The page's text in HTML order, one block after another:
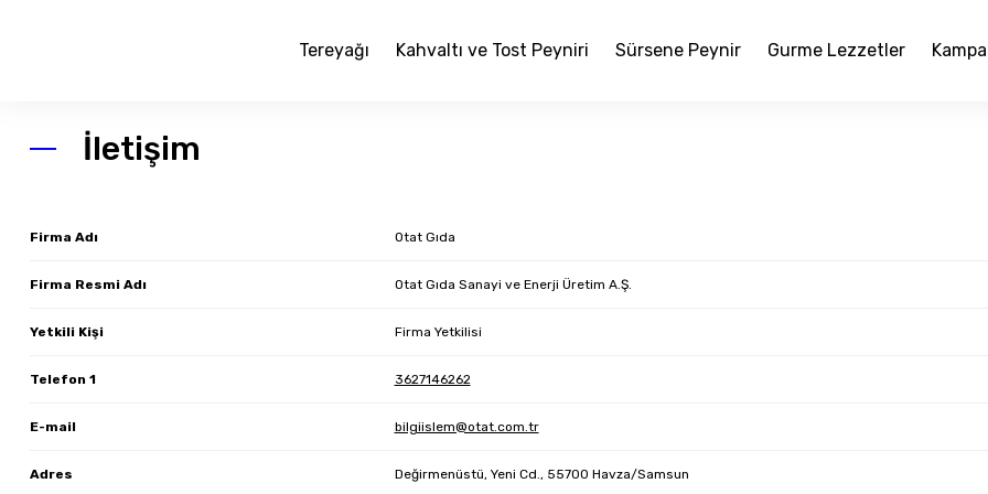
Tereyağı Kahvaltı ve Tost Peyniri Sürsene Peynir Gurme Lezzetler
İletişim
Firma Adı Otat Gıda
Firma Resmi Adı Otat Gıda Sanayi ve Enerji Üretim A.Ş.
Yetkili Kişi Firma Yetkilisi
Telefon 1 3627146262
E-mail bilgiislem@otat.com.tr
Adres Değirmenüstü, Yeni Cd., 55700 Havza/Samsun